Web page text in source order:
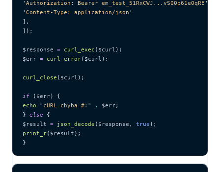
' Authorization: Bearer em_test_51RxCWJ...vS00p61e0qRE '
' Content-Type: application/json '
],
]);
$response = curl_exec ($curl );
$err = curl_error($curl );
curl_close ($curl );
if ( $err) {
echo " cURL chyba #: " . $err;
} else {
$result = json_decode ($ response , true );
print_r($ result );
}